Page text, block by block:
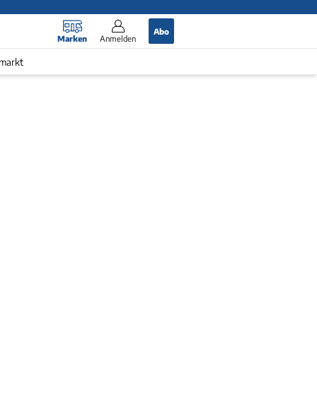
Marken Anmelden
Abo